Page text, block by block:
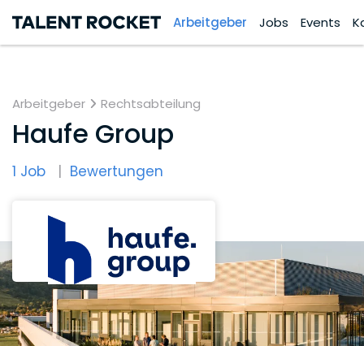
Arbeitgeber Jobs Events
Arbeitgeber Rechtsabteilung
Haufe Group
1 Job Bewertungen